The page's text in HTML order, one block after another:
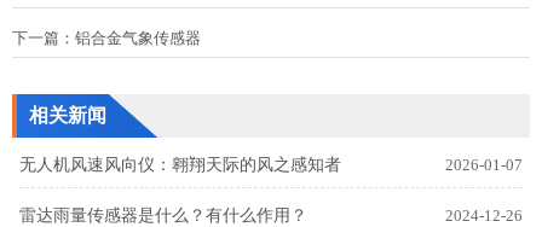
下一篇： 铝合金气象传感器
相关新闻
无人机风速风向仪：翱翔天际的风之感知者 2026-01-07
雷达雨量传感器是什么？有什么作用？ 2024-12-26